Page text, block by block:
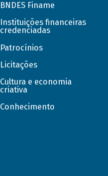
BNDES Finame
Instituições financeiras
credenciadas
Patrocínios
Licitações
Cultura e economia
criativa
Conhecimento